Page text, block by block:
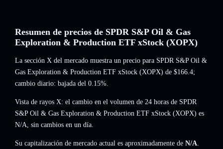
Resumen de precios de SPDR S&P Oil & Gas
Exploration & Production ETF xStock (XOPX)
La sección X del mercado muestra un precio para SPDR S&P Oil &
Gas Exploration & Production ETF xStock (XOPX) de $166.4;
cambio diario: bajada del 0.15%.
Vista de rayos X: el cambio en el volumen de 24 horas de SPDR
S&P Oil & Gas Exploration & Production ETF xStock (XOPX) es
N/A, sin cambios en un día.
Su capitalización de mercado actual es aproximadamente de N/A.